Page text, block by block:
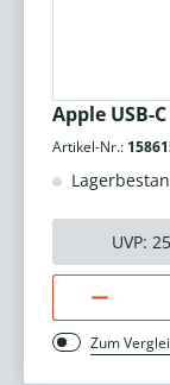
Apple USB-
Artikel-Nr.:
UVP:
Zum